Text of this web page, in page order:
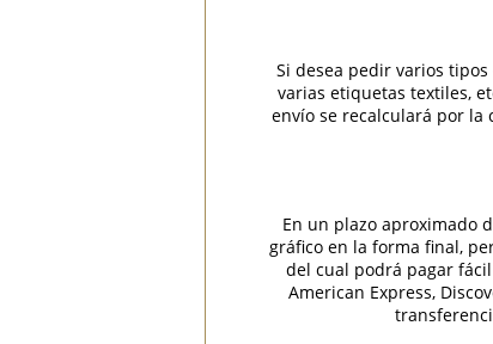
Si desea pedir varios
varias etiquetas textiles,
envío se recalculará por
En un plazo aproximado
gráfico en la forma final,
del cual podrá pagar
American Express,